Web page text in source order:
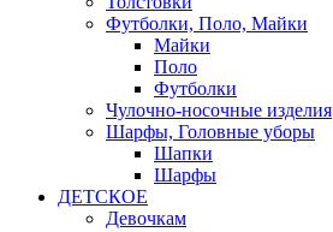
Футболки, Поло, Майки
Майки
Поло
Футболки
Чулочно-носочные изделия
Шарфы, Головные уборы
Шапки
Шарфы
ДЕТСКОЕ
Девочкам